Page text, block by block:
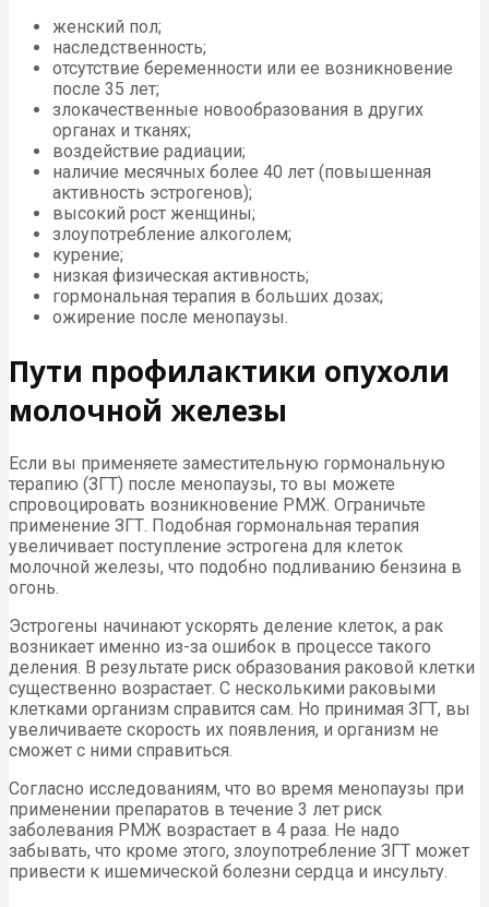
женский пол;
наследственность;
отсутствие беременности или ее возникновение
после 35 лет;
злокачественные новообразования в других
органах и тканях;
воздействие радиации;
наличие месячных более 40 лет (повышенная
активность эстрогенов);
высокий рост женщины;
злоупотребление алкоголем;
курение;
низкая физическая активность;
гормональная терапия в больших дозах;
ожирение после менопаузы.
Пути профилактики опухоли
молочной железы
Если вы применяете заместительную гормональную
терапию (ЗГТ) после менопаузы, то вы можете
спровоцировать возникновение РМЖ. Ограничьте
применение ЗГТ. Подобная гормональная терапия
увеличивает поступление эстрогена для клеток
молочной железы, что подобно подливанию бензина в
огонь.
Эстрогены начинают ускорять деление клеток, а рак
возникает именно из-за ошибок в процессе такого
деления. В результате риск образования раковой клетки
существенно возрастает. С несколькими раковыми
клетками организм справится сам. Но принимая ЗГТ, вы
увеличиваете скорость их появления, и организм не
сможет с ними справиться.
Согласно исследованиям, что во время менопаузы при
применении препаратов в течение 3 лет риск
заболевания РМЖ возрастает в 4 раза. Не надо
забывать, что кроме этого, злоупотребление ЗГТ может
привести к ишемической болезни сердца и инсульту.